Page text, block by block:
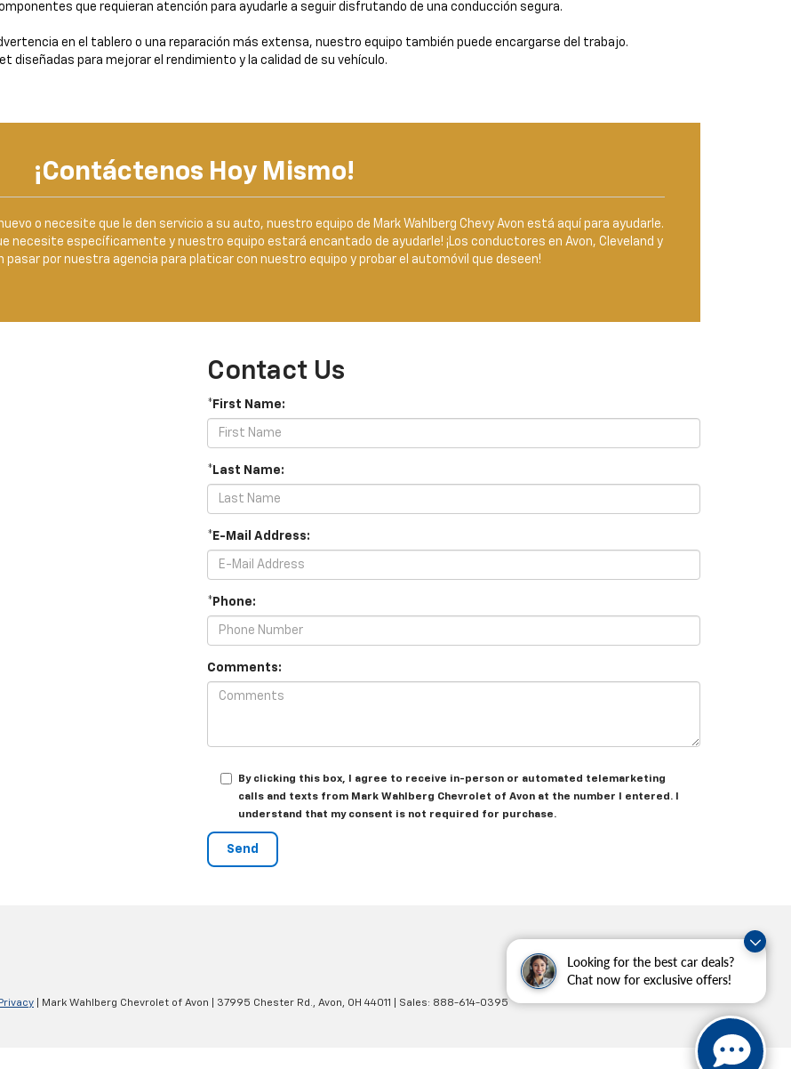
Looking for the best car deals?
Chat now for exclusive offers!
que requieran atención para ayudarle a seguir disfrutando de una conducción segura.
en el tablero o una reparación más extensa, nuestro equipo también puede encargarse del trabajo.
diseñadas para mejorar el rendimiento y la calidad de su vehículo.
¡Contáctenos Hoy Mismo!
o necesite que le den servicio a su auto, nuestro equipo de Mark Wahlberg Chevy Avon está aquí para ayudarle.
necesite específicamente y nuestro equipo estará encantado de ayudarle! ¡Los conductores en Avon, Cleveland y
pasar por nuestra agencia para platicar con nuestro equipo y probar el automóvil que deseen!
Contact Us
*First Name:
*Last Name:
*E-Mail Address:
*Phone:
Comments:
By clicking this box, I agree to receive in-person or automated telemarketing
calls and texts from Mark Wahlberg Chevrolet of Avon at the number I entered. I
understand that my consent is not required for purchase.
Privacy | Mark Wahlberg Chevrolet of Avon 37995 Chester Rd., Avon, OH 44011 | Sales: 888-614-0395